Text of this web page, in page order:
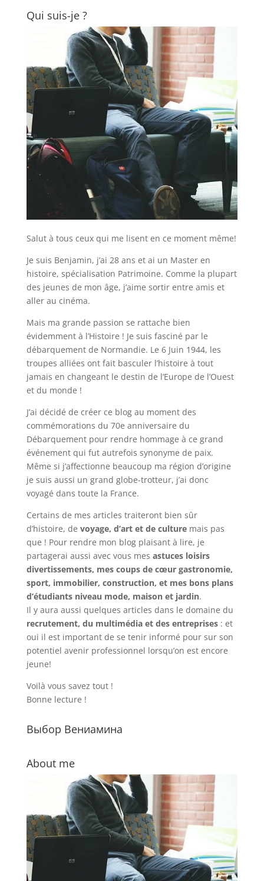
Qui suis-je ?
Salut à tous ceux qui me lisent en ce moment même!
Je suis Benjamin, j’ai 28 ans et ai un Master en
histoire, spécialisation Patrimoine. Comme la plupart
des jeunes de mon âge, j’aime sortir entre amis et
aller au cinéma.
Mais ma grande passion se rattache bien
évidemment à l’Histoire ! Je suis fasciné par le
débarquement de Normandie. Le 6 Juin 1944, les
troupes alliées ont fait basculer l’histoire à tout
jamais en changeant le destin de l’Europe de l’Ouest
et du monde !
J’ai décidé de créer ce blog au moment des
commémorations du 70e anniversaire du
Débarquement pour rendre hommage à ce grand
événement qui fut autrefois synonyme de paix.
Même si j’affectionne beaucoup ma région d’origine
je suis aussi un grand globe-trotteur, j’ai donc
voyagé dans toute la France.
Certains de mes articles traiteront bien sûr
d’histoire, de voyage, d’art et de culturemais pas
que ! Pour rendre mon blog plaisant à lire, je
partagerai aussi avec vous mes astuces loisirs
divertissements, mes coups de cœur gastronomie,
sport, immobilier, construction, et mes bons plans
d’étudiants niveau mode, maison et jardin.
Il y aura aussi quelques articles dans le domaine du
recrutement, du multimédia et des entreprises: et
oui il est important de se tenir informé pour sur son
potentiel avenir professionnel lorsqu’on est encore
jeune!
Voilà vous savez tout !
Bonne lecture !
Выбор Вениамина
About me